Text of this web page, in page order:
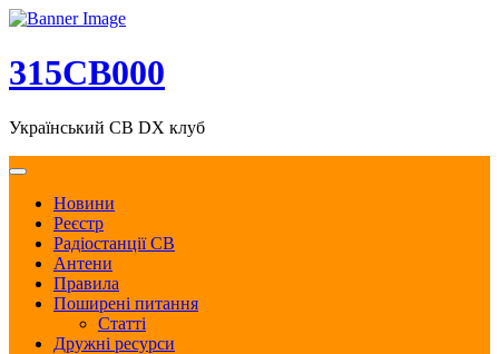
Skip
content
315CB000
Український CB DX клуб
Новини
Реєстр
Радіостанції CB
Антени
Правила
Поширені питання
Статті
Дружні ресурси